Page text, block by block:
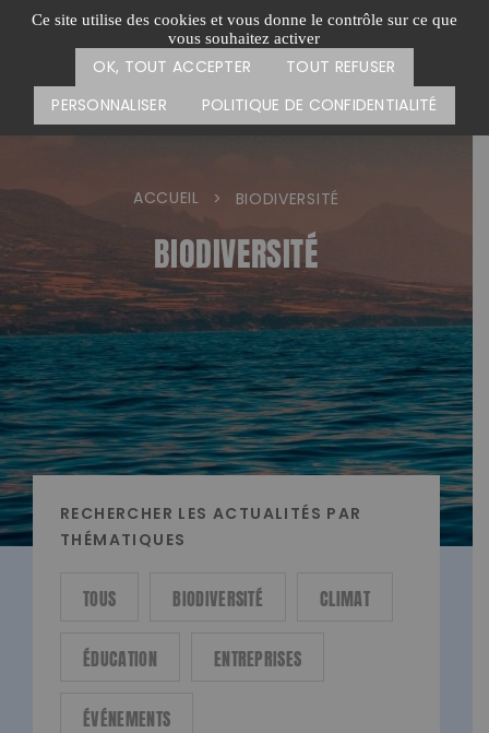
Ce site utilise des cookies et vous donne le contrôle sur ce que
vous souhaitez activer
OK, TOUT ACCEPTER
TOUT REFUSER
PERSONNALISER
POLITIQUE DE CONFIDENTIALITÉ
Passer
Menu
CARTE DES ACTIONS FAIRE UN DON
ACCUEIL > BIODIVERSITÉ
BIODIVERSITÉ
RECHERCHER LES ACTUALITÉS PAR
THÉMATIQUES
TOUS BIODIVERSITÉ CLIMAT
ÉDUCATION ENTREPRISES
ÉVÉNEMENTS